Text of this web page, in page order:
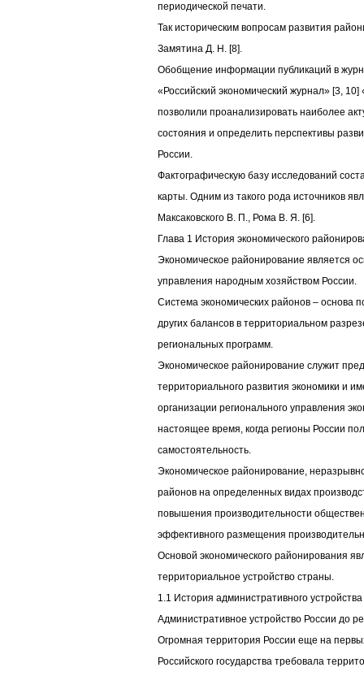
периодической печати.
Так историческим вопросам развития
Замятина Д. Н. [8].
Обобщение информации публикаций в
«Российский экономический журнал» [3, 10]
позволили проанализировать наиболее
состояния и определить перспективы
России.
Фактографическую базу исследований
карты. Одним из такого рода источников
Максаковского В. П., Рома В. Я. [6].
Глава 1 История экономического
Экономическое районирование является
управления народным хозяйством России.
Система экономических районов – основа
других балансов в территориальном
региональных программ.
Экономическое районирование служит
территориального развития экономики и
организации регионального управления
настоящее время, когда регионы России
самостоятельность.
Экономическое районирование,
районов на определенных видах
повышения производительности
эффективного размещения
Основой экономического районирования
территориальное устройство страны.
1.1 История административного
Административное устройство России до
Огромная территория России еще на
Российского государства требовала